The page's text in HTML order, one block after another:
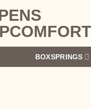
BOXSPRINGS